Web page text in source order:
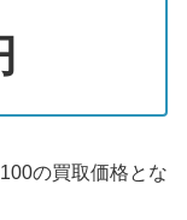
の買取価格とな